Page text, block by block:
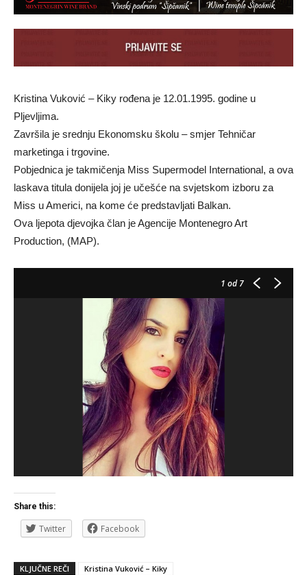
Kristina Vuković – Kiky rođena je 12.01.1995. godine u
Pljevljima.
Završila je srednju Ekonomsku školu – smjer Tehničar
marketinga i trgovine.
Pobjednica je takmičenja Miss Supermodel International, a ova
laskava titula donijela joj je učešće na svjetskom izboru za
Miss u Americi, na kome će predstavljati Balkan.
Ova ljepota djevojka član je Agencije Montenegro Art
Production, (MAP).
1 od 7
Share this:
Twitter Facebook
KLJUČNE REČI Kristina Vuković – Kiky